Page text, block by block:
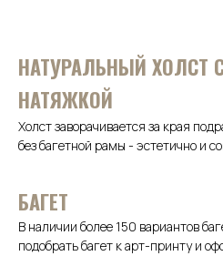
НАТУРАЛЬНЫЙ ХОЛСТ
НАТЯЖКОЙ
Холст заворачивается за края
без багетной рамы - эстетично и
БАГЕТ
В наличии более 150 вариантов
подобрать багет к арт-принту и